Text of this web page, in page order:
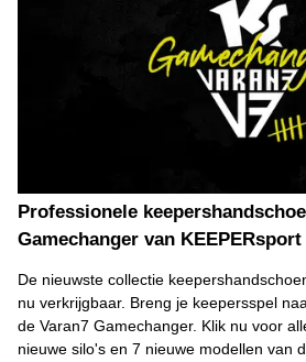
Professionele
Gamechanger van KEEPERsport
De nieuwste collectie
nu verkrijgbaar. Breng je keepersspel
de Varan7 Gamechanger. Klik nu voor
nieuwe silo's en 7 nieuwe modellen van